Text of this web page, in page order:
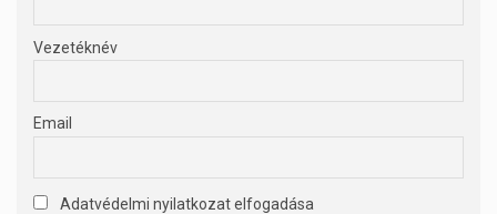
Vezetéknév
Email
Adatvédelmi nyilatkozat elfogadása